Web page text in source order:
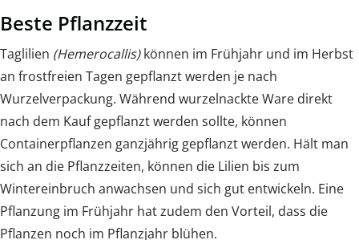
Beste Pflanzzeit
Taglilien (Hemerocallis)können im Frühjahr und im Herbst
an frostfreien Tagen gepflanzt werden je nach
Wurzelverpackung. Während wurzelnackte Ware direkt
nach dem Kauf gepflanzt werden sollte, können
Containerpflanzen ganzjährig gepflanzt werden. Hält man
sich an die Pflanzzeiten, können die Lilien bis zum
Wintereinbruch anwachsen und sich gut entwickeln. Eine
Pflanzung im Frühjahr hat zudem den Vorteil, dass die
Pflanzen noch im Pflanzjahr blühen.